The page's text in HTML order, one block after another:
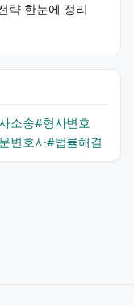
략 한눈에 정리
소송#형사변호
변호사#법률해결